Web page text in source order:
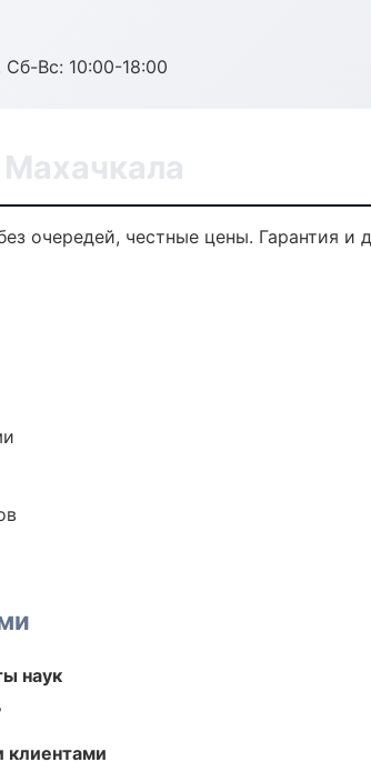
Вс: 10:00-18:00
очередей, честные цены. Гарантия и
наук